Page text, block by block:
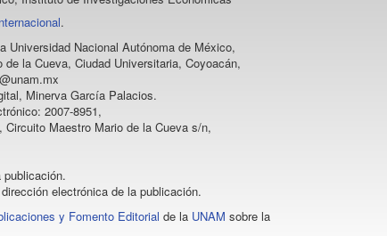
.
Universidad Nacional Autónoma de México,
la Cueva, Ciudad Universitaria, Coyoacán,
Minerva García Palacios.
2007-8951,
Maestro Mario de la Cueva s/n,
electrónica de la publicación.
y Fomento Editorial de la UNAM sobre la